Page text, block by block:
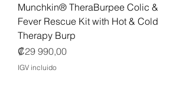
Munchkin® TheraBurpee Colic &
Fever Rescue Kit with Hot & Cold
Therapy Burp
Precio
₡29 990,00
IGV incluido